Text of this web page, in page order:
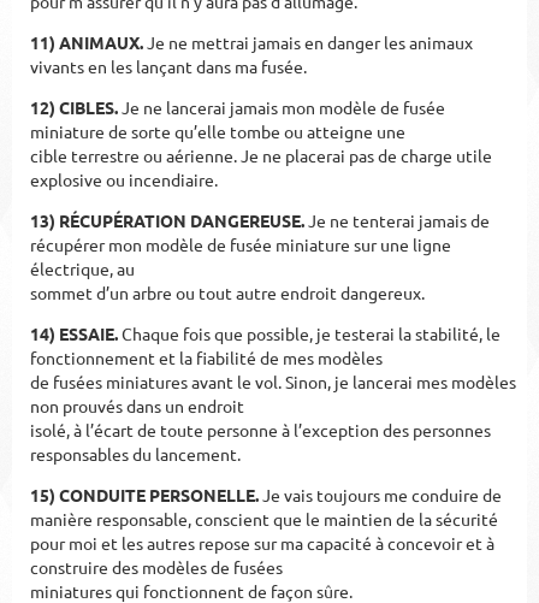
11) ANIMAUX.Je ne mettrai jamais en danger les animaux
vivants en les lançant dans ma fusée.
12) CIBLES.Je ne lancerai jamais mon modèle de fusée
miniature de sorte qu’elle tombe ou atteigne une
cible terrestre ou aérienne. Je ne placerai pas de charge utile
explosive ou incendiaire.
13) RÉCUPÉRATION DANGEREUSE.Je ne tenterai jamais de
récupérer mon modèle de fusée miniature sur une ligne
électrique, au
sommet d’un arbre ou tout autre endroit dangereux.
14) ESSAIE.Chaque fois que possible, je testerai la stabilité, le
fonctionnement et la fiabilité de mes modèles
de fusées miniatures avant le vol. Sinon, je lancerai mes modèles
non prouvés dans un endroit
isolé, à l’écart de toute personne à l’exception des personnes
responsables du lancement.
15) CONDUITE PERSONELLE.Je vais toujours me conduire de
manière responsable, conscient que le maintien de la sécurité
pour moi et les autres repose sur ma capacité à concevoir et à
construire des modèles de fusées
miniatures qui fonctionnent de façon sûre.